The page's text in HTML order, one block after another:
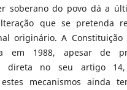
soberano do povo dá a
que se pretenda
originário. A Constituição
em 1988, apesar de
direta no seu artigo
mecanismos ainda